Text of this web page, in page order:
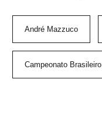
André Mazzuco
Campeonato Brasileiro